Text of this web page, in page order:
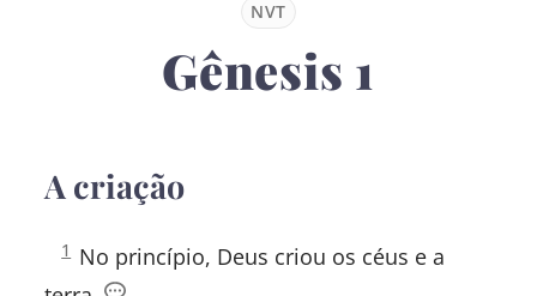
NVT
Gênesis 1
A criação
Gênesis
1:
1 No princípio, Deus criou os céus e a